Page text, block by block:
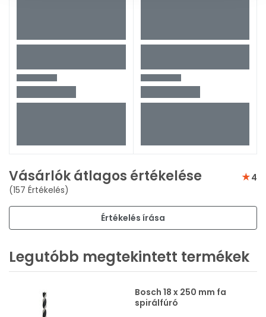
Vásárlók átlagos értékelése
(157 Értékelés)
4
Értékelés írása
Legutóbb megtekintett termékek
Bosch 18 x 250 mm fa
spirálfúró